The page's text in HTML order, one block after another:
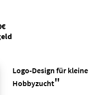
Logo-Design für kleine
Hobbyzucht"